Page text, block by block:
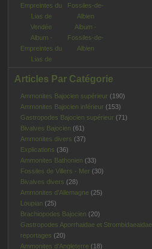
Album -
Empreintes du
Lias de
Album -
Fossiles-de-
Albien
Articles Par Catégorie
Ammonites Bajocien supérieur (190)
Ammonites Bajocien inférieur (153)
Gastropodes Bajocien supérieur (71)
Bivalves Bajocien (61)
Ammonites divers (37)
Explications (36)
Ammonites Bathonien (33)
Fossiles de Villers - Mer (30)
Bivalves divers (28)
Ammonites d'Allemagne (25)
Loupian (25)
Brachiopodes Bajocien (20)
Gastropodes Aporrhaidae et Strombidaeaidae
reportages (20)
Ammonites d'Angleterre (18)